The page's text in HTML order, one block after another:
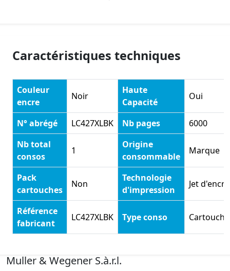
Caractéristiques techniques
Couleur
encre
Noir
Haute
Capacité
Oui
N° abrégé LC427XLBK Nb pages
6000
Nb total
consos
1
Origine
consommable
Marque
Pack
cartouches
Non
Technologie
d'impression
Jet d'encre
Référence
fabricant
LC427XLBK Type conso Cartouche
Muller & Wegener S.à.r.l.